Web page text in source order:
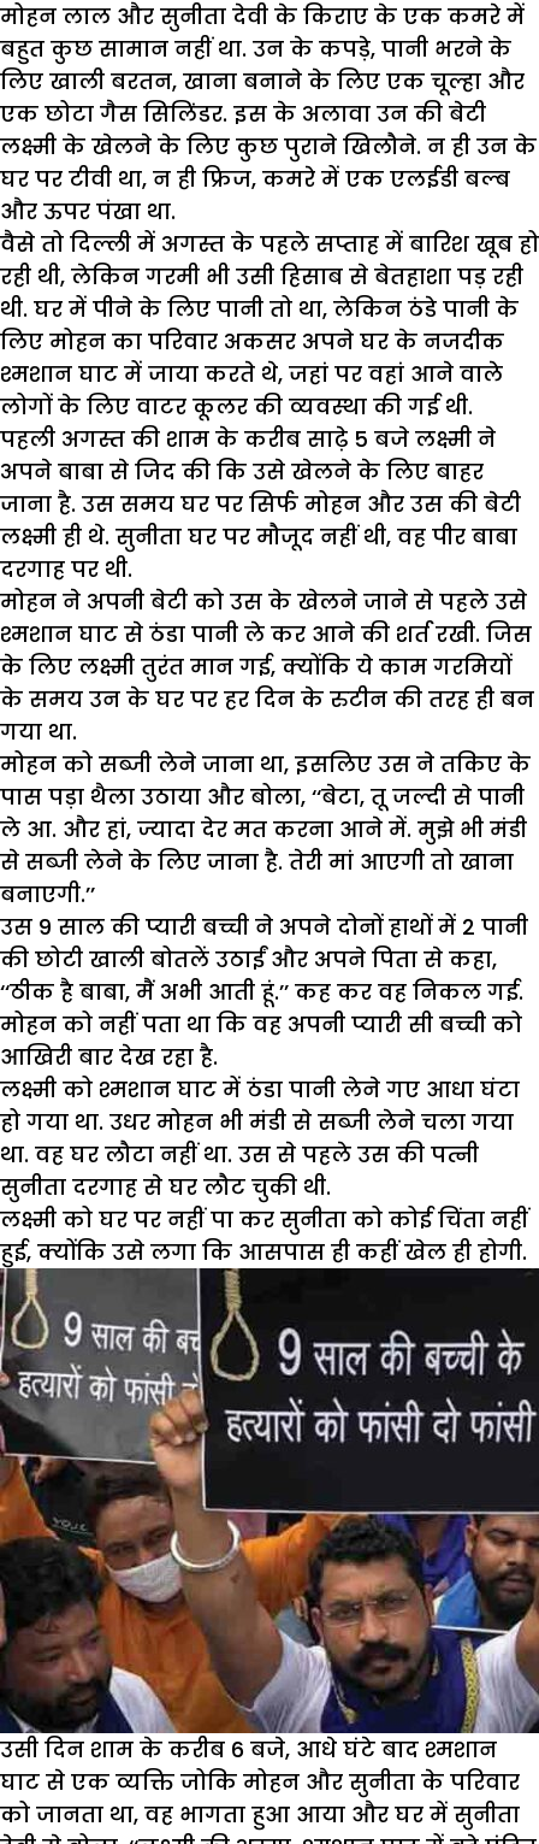
मोहन लाल और सुनीता देवी के किराए के एक कमरे में
बहुत कुछ सामान नहीं था. उन के कपड़े, पानी भरने के
लिए खाली बरतन, खाना बनाने के लिए एक चूल्हा और
एक छोटा गैस सिलिंडर. इस के अलावा उन की बेटी
लक्ष्मी के खेलने के लिए कुछ पुराने खिलौने. न ही उन के
घर पर टीवी था, न ही फ्रिज, कमरे में एक एलईडी बल्ब
और ऊपर पंखा था.
वैसे तो दिल्ली में अगस्त के पहले सप्ताह में बारिश खूब हो
रही थी, लेकिन गरमी भी उसी हिसाब से बेतहाशा पड़ रही
थी. घर में पीने के लिए पानी तो था, लेकिन ठंडे पानी के
लिए मोहन का परिवार अकसर अपने घर के नजदीक
श्मशान घाट में जाया करते थे, जहां पर वहां आने वाले
लोगों के लिए वाटर कूलर की व्यवस्था की गई थी.
पहली अगस्त की शाम के करीब साढ़े 5 बजे लक्ष्मी ने
अपने बाबा से जिद की कि उसे खेलने के लिए बाहर
जाना है. उस समय घर पर सिर्फ मोहन और उस की बेटी
लक्ष्मी ही थे. सुनीता घर पर मौजूद नहीं थी, वह पीर बाबा
दरगाह पर थी.
मोहन ने अपनी बेटी को उस के खेलने जाने से पहले उसे
श्मशान घाट से ठंडा पानी ले कर आने की शर्त रखी. जिस
के लिए लक्ष्मी तुरंत मान गई, क्योंकि ये काम गरमियों
के समय उन के घर पर हर दिन के रुटीन की तरह ही बन
गया था.
मोहन को सब्जी लेने जाना था, इसलिए उस ने तकिए के
पास पड़ा थैला उठाया और बोला, ‘‘बेटा, तू जल्दी से पानी
ले आ. और हां, ज्यादा देर मत करना आने में. मुझे भी मंडी
से सब्जी लेने के लिए जाना है. तेरी मां आएगी तो खाना
बनाएगी.’’
उस 9 साल की प्यारी बच्ची ने अपने दोनों हाथों में 2 पानी
की छोटी खाली बोतलें उठाईं और अपने पिता से कहा,
‘‘ठीक है बाबा, मैं अभी आती हूं.’’ कह कर वह निकल गई.
मोहन को नहीं पता था कि वह अपनी प्यारी सी बच्ची को
आखिरी बार देख रहा है.
लक्ष्मी को श्मशान घाट में ठंडा पानी लेने गए आधा घंटा
हो गया था. उधर मोहन भी मंडी से सब्जी लेने चला गया
था. वह घर लौटा नहीं था. उस से पहले उस की पत्नी
सुनीता दरगाह से घर लौट चुकी थी.
लक्ष्मी को घर पर नहीं पा कर सुनीता को कोई चिंता नहीं
हुई, क्योंकि उसे लगा कि आसपास ही कहीं खेल ही होगी.
उसी दिन शाम के करीब 6 बजे, आधे घंटे बाद श्मशान
घाट से एक व्यक्ति जोकि मोहन और सुनीता के परिवार
को जानता था, वह भागता हुआ आया और घर में सुनीता